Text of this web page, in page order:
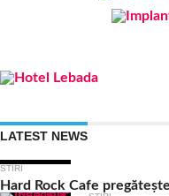
LATEST NEWS
STIRI
Hard Rock Cafe